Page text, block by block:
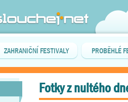
ZAHRANIČNÍ FESTIVALY PROBĚHLÉ
Fotky z nultého